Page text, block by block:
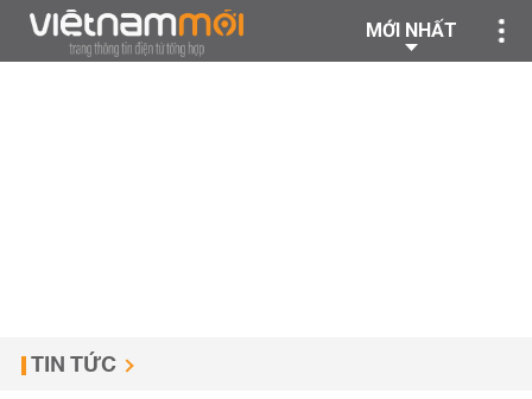
MỚI NHẤT
TIN TỨC